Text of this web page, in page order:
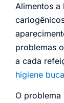
Alimentos a
problemas
a cada
higiene
O problema